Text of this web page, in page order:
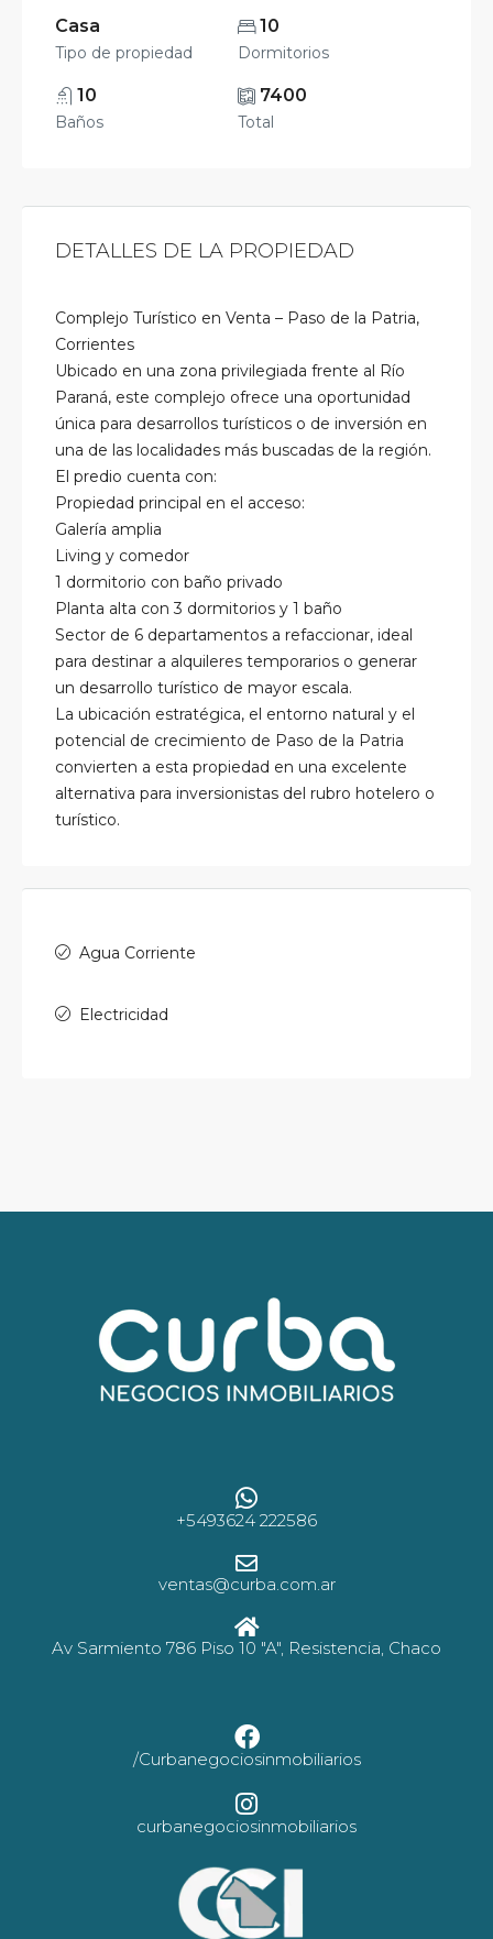
Casa
Tipo de propiedad
10
Dormitorios
10
Baños
7400
Total
DETALLES DE LA PROPIEDAD
Complejo Turístico en Venta – Paso de la Patria,
Corrientes
Ubicado en una zona privilegiada frente al Río
Paraná, este complejo ofrece una oportunidad
única para desarrollos turísticos o de inversión en
una de las localidades más buscadas de la región.
El predio cuenta con:
Propiedad principal en el acceso:
Galería amplia
Living y comedor
1 dormitorio con baño privado
Planta alta con 3 dormitorios y 1 baño
Sector de 6 departamentos a refaccionar, ideal
para destinar a alquileres temporarios o generar
un desarrollo turístico de mayor escala.
La ubicación estratégica, el entorno natural y el
potencial de crecimiento de Paso de la Patria
convierten a esta propiedad en una excelente
alternativa para inversionistas del rubro hotelero o
turístico.
Agua Corriente
Electricidad
+5493624 222586
ventas@curba.com.ar
Av Sarmiento 786 Piso 10 "A", Resistencia, Chaco
/Curbanegociosinmobiliarios
curbanegociosinmobiliarios